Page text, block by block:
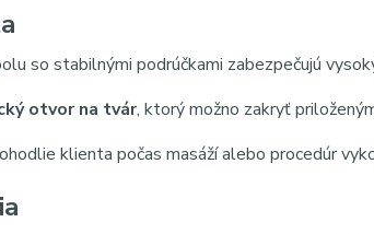
so stabilnými podrúčkami zabezpečujú
otvor na tvár, ktorý možno zakryť
klienta počas masáží alebo procedúr